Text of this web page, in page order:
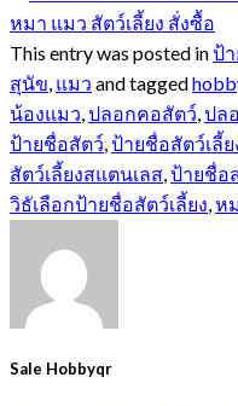
This entry was posted inป้
สุนัข, แมว and tagged
น้องแมว,ปลอกคอสัตว์,ปล
ป้ายชื่อสัตว์,ป้ายชื่อสัตว์เลี้ย
สัตว์เลี้ยงสแตนเลส,ป้ายชื่อ
วิธัเลือกป้ายชื่อสัตว์เลี้ยง,ห
Sale Hobbyqr